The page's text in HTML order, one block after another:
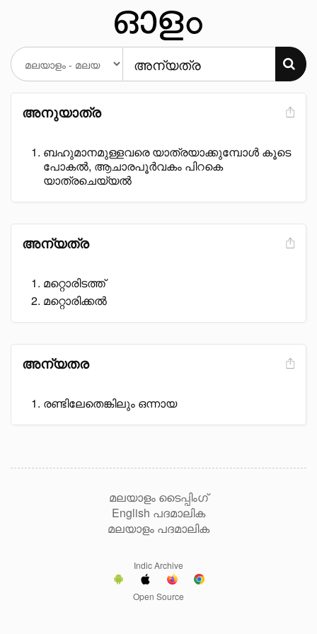
അനുയാത്ര
ബഹുമാനമുള്ളവരെ യാത്രയാക്കുമ്പോൾ കൂടെ
പോകൽ, ആചാരപൂർവകം പിറകെ
യാത്രചെയ്യൽ
അന്യത്ര
മറ്റൊരിടത്ത്
മറ്റൊരിക്കൽ
അന്യതര
രണ്ടിലേതെങ്കിലും ഒന്നായ
മലയാളം ടൈപ്പിംഗ്
English പദമാലിക
മലയാളം പദമാലിക
Indic Archive
Open Source